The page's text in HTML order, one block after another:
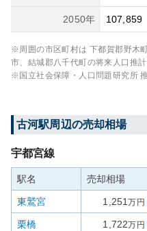
2050年 107,859
※周囲の市区町村は 下都賀郡野木
市、結城郡八千代町の将来人口推
※国立社会保障・人口問題研究所 推
古河駅周辺の売却相場
宇都宮線
駅名 売却相場
東鷲宮 1,251万円
栗橋 1,722万円